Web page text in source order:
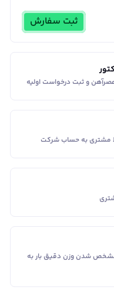
ثبت سفارش
و ثبت درخواست اولیه
مشتری به حساب شرکت
مشخص شدن وزن دقیق بار به